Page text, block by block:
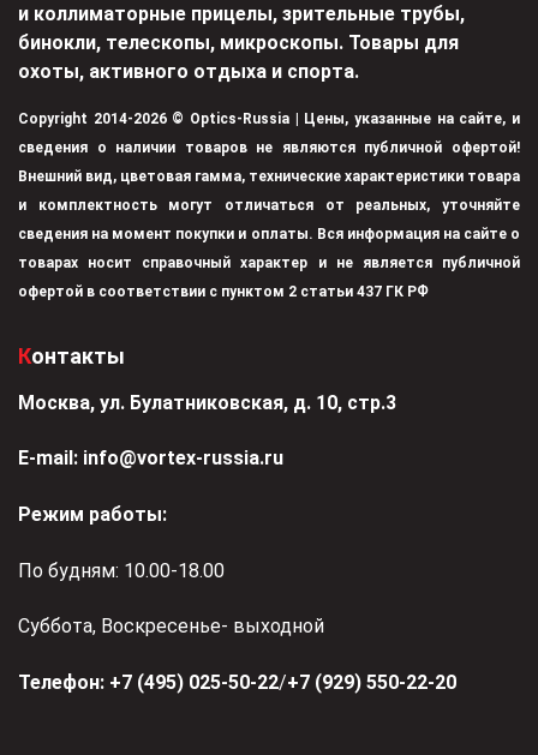
и коллиматорные прицелы, зрительные трубы,
бинокли, телескопы, микроскопы. Товары для
охоты, активного отдыха и спорта.
Copyright 2014-2026 © Optics-Russia | Цены, указанные на сайте, и
сведения о наличии товаров не являются публичной офертой!
Внешний вид, цветовая гамма, технические характеристики товара
и комплектность могут отличаться от реальных, уточняйте
сведения на момент покупки и оплаты. Вся информация на сайте о
товарах носит справочный характер и не является публичной
офертой в соответствии с пунктом 2 статьи 437 ГК РФ
Контакты
Москва, ул. Булатниковская, д. 10, стр.3
Е-mail: info@vortex-russia.ru
Режим работы:
По будням: 10.00-18.00
Суббота, Воскресенье- выходной
Телефон: +7 (495) 025-50-22/+7 (929) 550-22-20